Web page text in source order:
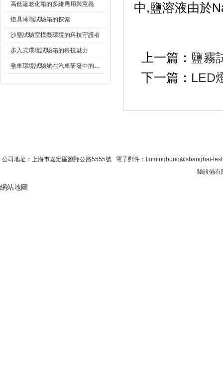
高低溫老化箱的多維應用與意義
燈具淋雨試驗箱的探索
沙塵試驗室模擬環境的科技守護者
步入式環境試驗箱的科技魅力
整車環境試驗艙在汽車研發中的作用
中,鹽溶液由於
上一篇： 鹽霧
下一篇： LED
公司地址：上海市嘉定區瀏翔公路5555號 電子郵件：liuminghong@shanghai-
驗設備有
網站地圖